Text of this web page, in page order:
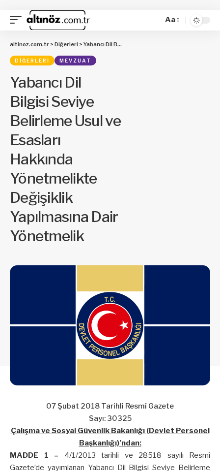
Aa
altinoz.com.tr > Diğerleri > Yabancı Dil Bilgisi Seviye Belirleme Usul ve Esasları Hakkında Yönetmelikte Değişiklik Yapılmasına Dair Yönetmelik
DIĞERLERI MEVZUAT
Yabancı Dil
Bilgisi Seviye
Belirleme Usul ve
Esasları
Hakkında
Yönetmelikte
Değişiklik
Yapılmasına Dair
Yönetmelik
07 Şubat 2018 Tarihli Resmî Gazete
Sayı: 30325
Çalışma ve Sosyal Güvenlik Bakanlığı (Devlet Personel
Başkanlığı)’ndan:
MADDE 1 – 4/1/2013 tarihli ve 28518 sayılı Resmî
Gazete’de yayımlanan Yabancı Dil Bilgisi Seviye Belirleme